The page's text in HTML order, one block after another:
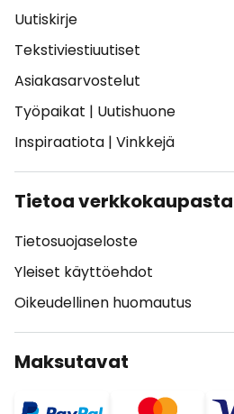
Uutiskirje
Tekstiviestiuutiset
Asiakasarvostelut
Työpaikat | Uutishuone
Inspiraatiota | Vinkkejä
Tietoa verkkokaupasta
Tietosuojaseloste
Yleiset käyttöehdot
Oikeudellinen huomautus
Maksutavat